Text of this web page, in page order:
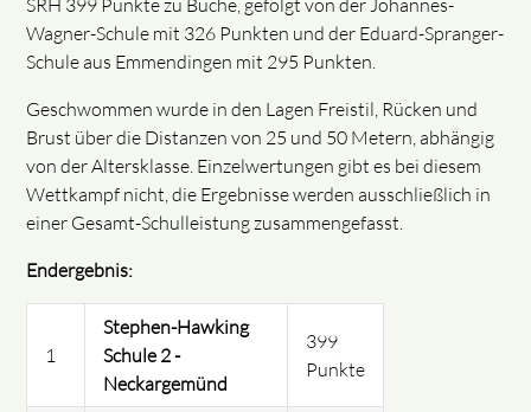
SRH 399 Punkte zu Buche, gefolgt von der Johannes-
Wagner-Schule mit 326 Punkten und der Eduard-Spranger-
Schule aus Emmendingen mit 295 Punkten.
Geschwommen wurde in den Lagen Freistil, Rücken und
Brust über die Distanzen von 25 und 50 Metern, abhängig
von der Altersklasse. Einzelwertungen gibt es bei diesem
Wettkampf nicht, die Ergebnisse werden ausschließlich in
einer Gesamt-Schulleistung zusammengefasst.
Endergebnis:
1
Stephen-Hawking
Schule 2 -
Neckargemünd
399
Punkte